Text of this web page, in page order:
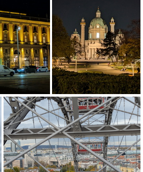
PXL 20251030 184100741